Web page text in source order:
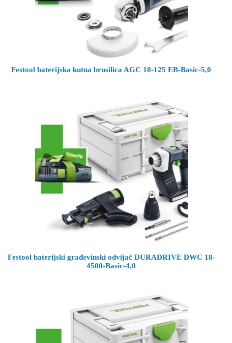
Festool baterijska kutna brusilica AGC 18-125 EB-Basic-5,0
Festool baterijski građevinski odvijač DURADRIVE DWC 18-
4500-Basic-4,0